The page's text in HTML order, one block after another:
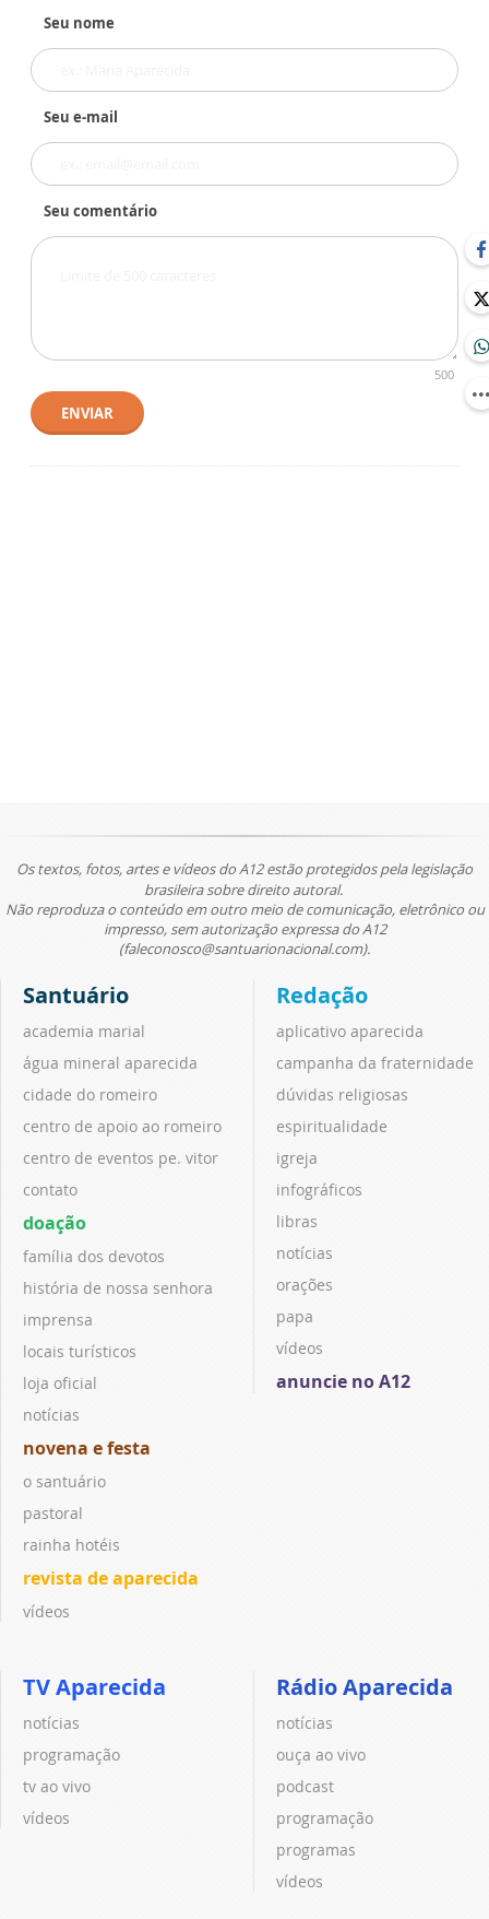
Seu nome
Seu e-mail
Seu comentário
500
ENVIAR
Os textos, fotos, artes e vídeos do A12 estão protegidos pela legislação
brasileira sobre direito autoral.
Não reproduza o conteúdo em outro meio de comunicação, eletrônico ou
impresso, sem autorização expressa do A12
(faleconosco@santuarionacional.com).
Santuário
academia marial
água mineral aparecida
cidade do romeiro
centro de apoio ao romeiro
centro de eventos pe. vitor
contato
doação
família dos devotos
história de nossa senhora
imprensa
locais turísticos
loja oficial
notícias
novena e festa
o santuário
pastoral
rainha hotéis
revista de aparecida
vídeos
Redação
aplicativo aparecida
campanha da fraternidade
dúvidas religiosas
espiritualidade
igreja
infográficos
libras
notícias
orações
papa
vídeos
anuncie no A12
TV Aparecida
notícias
programação
tv ao vivo
vídeos
Rádio Aparecida
notícias
ouça ao vivo
podcast
programação
programas
vídeos